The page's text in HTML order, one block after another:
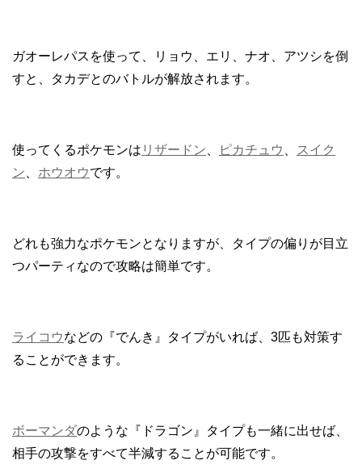
ガオーレパスを使って、リョウ、エリ、ナオ、アツシを倒
すと、タカデとのバトルが解放されます。
使ってくるポケモンは リザードン ピカチュウ
スイク
ン
ホウオウです。
どれも強力なポケモンとなりますが、タイプの偏りが目立
つパーティなので攻略は簡単です。
ライコウなどの『でんき』タイプがいれば、3匹も対策す
ることができます。
ボーマンダのような『ドラゴン』タイプも一緒に出せば、
相手の攻撃をすべて半減することが可能です。